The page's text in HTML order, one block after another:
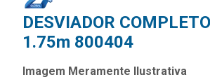
DESVIADOR
1.75m 800404
Imagem Meramente Ilustrativa